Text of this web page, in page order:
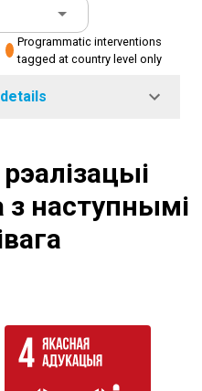
Programmatic interventions
tagged at country level only
з наступнымі